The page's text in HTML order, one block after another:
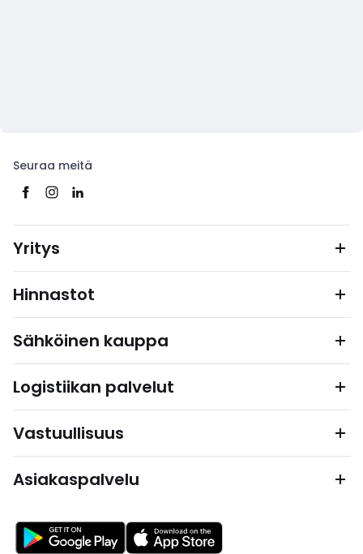
Seuraa meitä
Yritys
Hinnastot
Sähköinen kauppa
Logistiikan palvelut
Vastuullisuus
Asiakaspalvelu